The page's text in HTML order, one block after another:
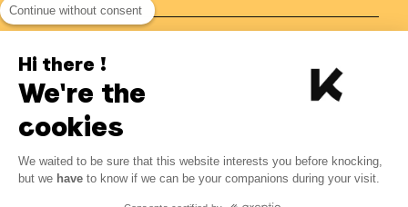
Belgique/FR
Continue without consent
Hi there !
We're the
cookies
We waited to be sure that this website interests you before knocking,
but we have to know if we can be your companions during your visit.